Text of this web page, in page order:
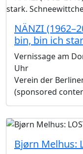
NÄNZI
bin, bin ich
Vernissage am
Uhr
Verein der
(sponsored
Bjørn Melhus: